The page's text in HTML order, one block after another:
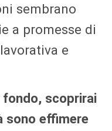
sembrano
a promesse di
e
scoprirai
sono effimere